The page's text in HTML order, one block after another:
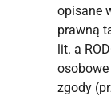
opisane
prawną
lit. a
zgody